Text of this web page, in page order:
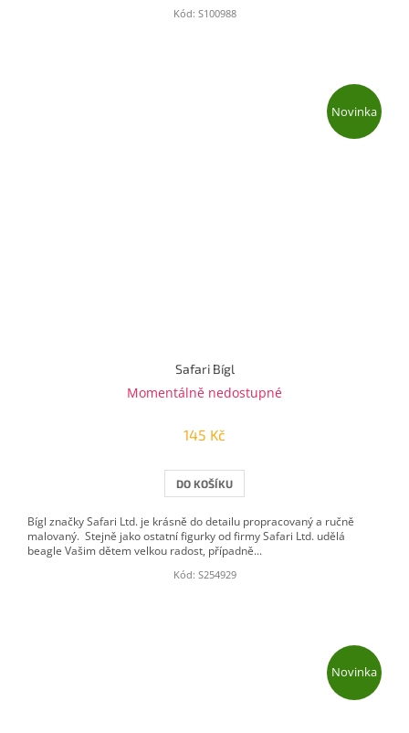
Kód: S100988
Novinka
Safari Bígl
Momentálně nedostupné
145 Kč
DO KOŠÍKU
Bígl značky Safari Ltd. je krásně do detailu propracovaný a ručně
malovaný. Stejně jako ostatní figurky od firmy Safari Ltd. udělá
beagle Vašim dětem velkou radost, případně...
Kód: S254929
Novinka